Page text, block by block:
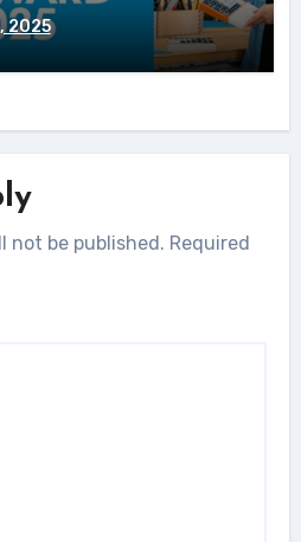
2025
not be published. Required